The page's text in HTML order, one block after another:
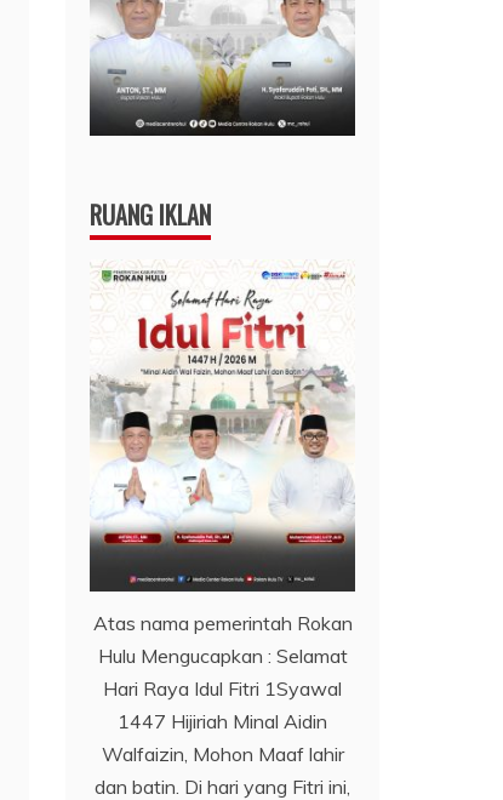
RUANG IKLAN
Atas nama pemerintah Rokan
Hulu Mengucapkan : Selamat
Hari Raya Idul Fitri 1Syawal
1447 Hijiriah Minal Aidin
Walfaizin, Mohon Maaf lahir
dan batin. Di hari yang Fitri ini,